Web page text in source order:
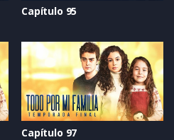
Capítulo 95
Capítulo 97